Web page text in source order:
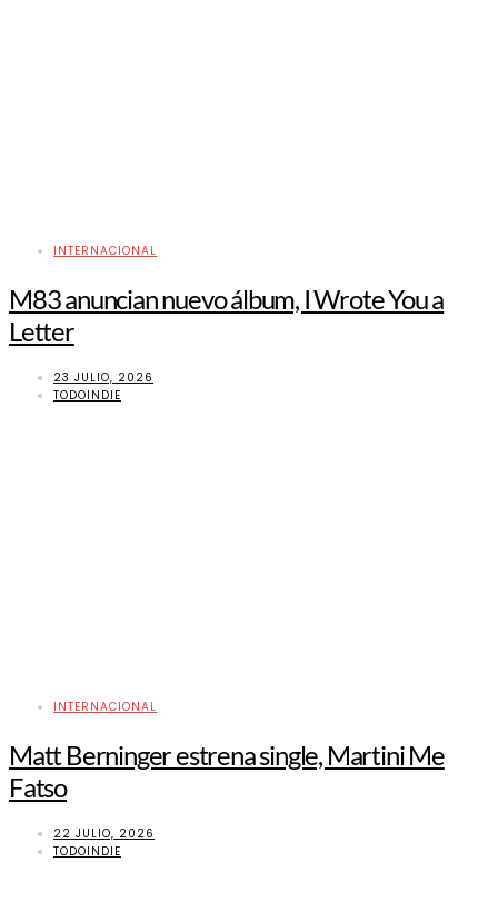
INTERNACIONAL
M83 anuncian nuevo álbum, I Wrote You a
Letter
23 JULIO, 2026
TODOINDIE
INTERNACIONAL
Matt Berninger estrena single, Martini Me
Fatso
22 JULIO, 2026
TODOINDIE